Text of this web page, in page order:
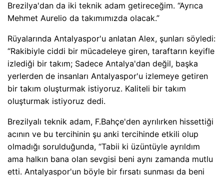
Brezilya'dan da iki teknik adam getireceğim. “Ayrıca
Mehmet Aurelio da takımımızda olacak.”
Rüyalarında Antalyaspor'u anlatan Alex, şunları söyledi:
“Rakibiyle ciddi bir mücadeleye giren, taraftarın keyifle
izlediği bir takım; Sadece Antalya'dan değil, başka
yerlerden de insanları Antalyaspor'u izlemeye getiren
bir takım oluşturmak istiyoruz. Kaliteli bir takım
oluşturmak istiyoruz dedi.
Brezilyalı teknik adam, F.Bahçe'den ayrılırken hissettiği
acının ve bu tercihinin şu anki tercihinde etkili olup
olmadığı sorulduğunda, “Tabii ki üzüntüyle ayrıldım
ama halkın bana olan sevgisi beni aynı zamanda mutlu
etti. Antalyaspor'un böyle bir fırsatı sunması da beni